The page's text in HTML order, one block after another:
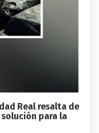
Real resalta de
para la